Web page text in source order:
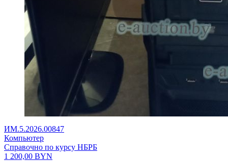
ИМ.5.2026.00847
Компьютер
Справочно по курсу НБРБ
1 200,00 BYN